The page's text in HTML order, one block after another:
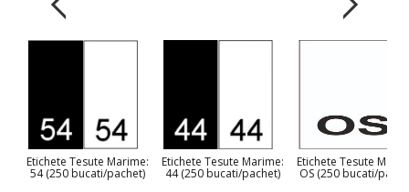
Etichete Tesute Marime:
54 (250 bucati/pachet)
Etichete Tesute Marime:
44 (250 bucati/pachet)
Etichete Tesute
OS (250 bucati/